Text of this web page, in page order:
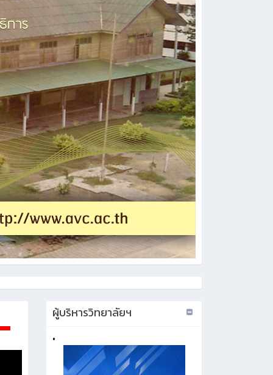
ผู้บริหารวิทยาลัยฯ
•